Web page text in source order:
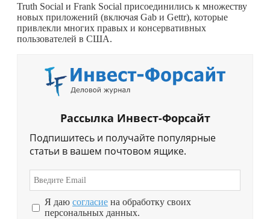
Truth Social и Frank Social присоединились к множеству
новых приложений (включая Gab и Gettr), которые
привлекли многих правых и консервативных
пользователей в США.
Рассылка Инвест-Форсайт
Подпишитесь и получайте популярные
статьи в вашем почтовом ящике.
Я даю согласие на обработку своих
персональных данных.